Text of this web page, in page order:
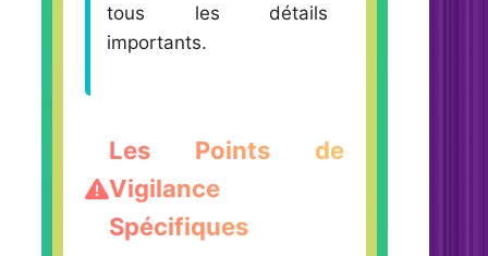
tous les détails
importants.
Les Points de
Vigilance
Spécifiques